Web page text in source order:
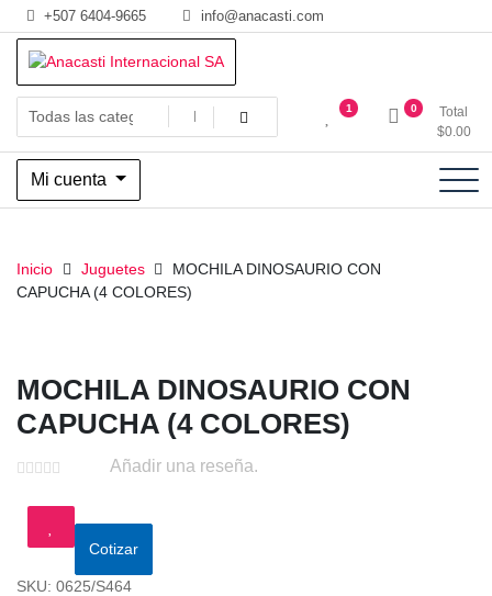
Saltar
al
contenido
+507 6404-9665 info@anacasti.com
Anacasti Internacional SA
Ventas de productos al por mayor de flores y plantas. juguetes,
navidad, religioso y adornos
1 0
Total
$0.00
Mi cuenta
Inicio Juguetes
MOCHILA DINOSAURIO CON
CAPUCHA (4 COLORES)
MOCHILA DINOSAURIO CON
CAPUCHA (4 COLORES)
Añadir una reseña.
Cotizar
SKU: 0625/S464